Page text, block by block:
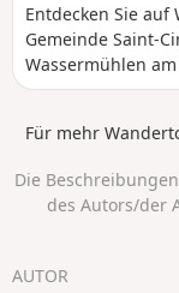
Entdecken Sie
Gemeinde Saint-
Wassermühlen
Cantal). Entlang
Segalien
das Aveyron und
Für mehr
Die
des Autors/der
AUTOR